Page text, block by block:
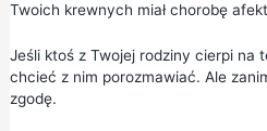
Twoich krewnych miał chorobę
Jeśli ktoś z Twojej rodziny cierpi na
chcieć z nim porozmawiać. Ale
zgodę.